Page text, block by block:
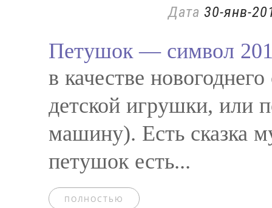
Дата 30-янв-
Петушок — символ
в качестве
детской игрушки, или
машину). Есть сказка
петушок есть...
ПОЛНОСТЬЮ